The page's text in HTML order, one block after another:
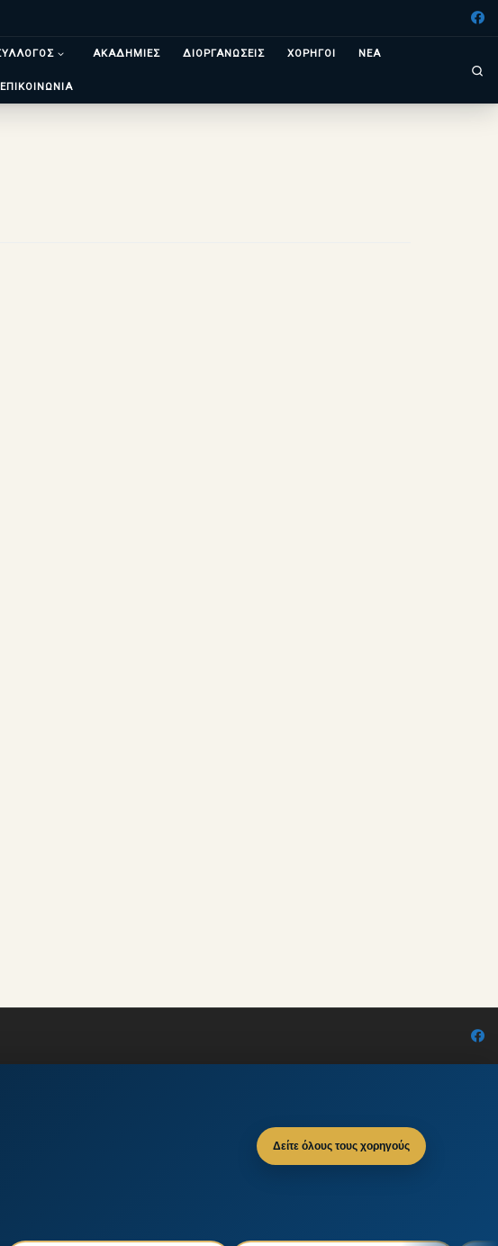
ΑΚΑΔΗΜΙΕΣ ΔΙΟΡΓΑΝΩΣΕΙΣ ΧΟΡΗΓΟΙ ΝΕΑ
ΕΠΙΚΟΙΝΩΝΙΑ
Δείτε όλους τους χορηγούς